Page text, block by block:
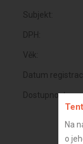
Subjekt:
DPH:
Věk:
Datum
Dostupnost:
Na
o